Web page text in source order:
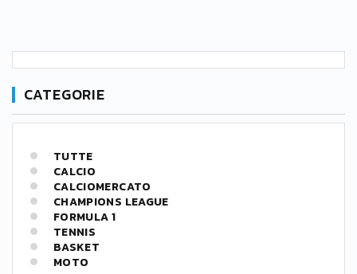
CATEGORIE
TUTTE
CALCIO
CALCIOMERCATO
CHAMPIONS LEAGUE
FORMULA 1
TENNIS
BASKET
MOTO